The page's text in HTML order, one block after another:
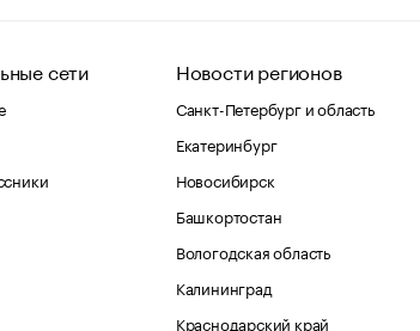
сети Новости регионов
Санкт-Петербург и область
Екатеринбург
Новосибирск
Башкортостан
Вологодская область
Калининград
Краснодарский край